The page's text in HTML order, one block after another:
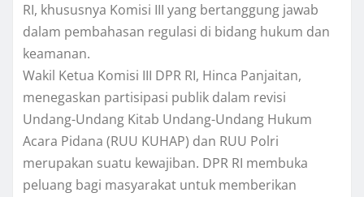
RI, khususnya Komisi III yang bertanggung jawab
dalam pembahasan regulasi di bidang hukum dan
keamanan.
Wakil Ketua Komisi III DPR RI, Hinca Panjaitan,
menegaskan partisipasi publik dalam revisi
Undang-Undang Kitab Undang-Undang Hukum
Acara Pidana (RUU KUHAP) dan RUU Polri
merupakan suatu kewajiban. DPR RI membuka
peluang bagi masyarakat untuk memberikan